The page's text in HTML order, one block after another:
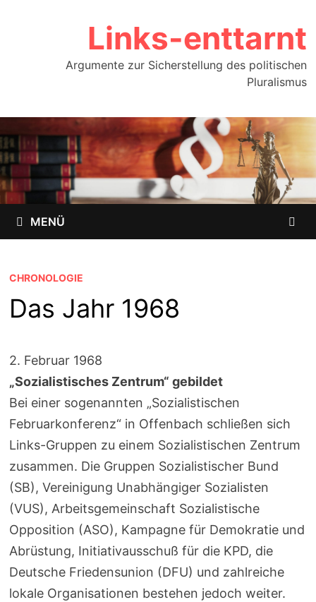
Links-enttarnt
Argumente zur Sicherstellung des politischen
Pluralismus
MENÜ
CHRONOLOGIE
Das Jahr 1968
2. Februar 1968
„Sozialistisches Zentrum“ gebildet
Bei einer sogenannten „Sozialistischen
Februarkonferenz“ in Offenbach schließen sich
Links-Gruppen zu einem Sozialistischen Zentrum
zusammen. Die Gruppen Sozialistischer Bund
(SB), Vereinigung Unabhängiger Sozialisten
(VUS), Arbeitsgemeinschaft Sozialistische
Opposition (ASO), Kampagne für Demokratie und
Abrüstung, Initiativausschuß für die KPD, die
Deutsche Friedensunion (DFU) und zahlreiche
lokale Organisationen bestehen jedoch weiter.